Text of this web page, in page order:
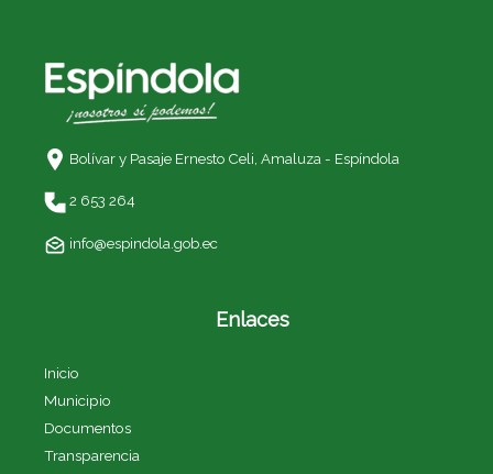
Bolívar y Pasaje Ernesto Celi, Amaluza - Espíndola
2 653 264
info@espindola.gob.ec
Enlaces
Inicio
Municipio
Documentos
Transparencia